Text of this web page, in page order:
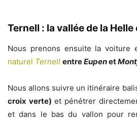
Ternell : la vallée de la
Nous prenons ensuite la voiture
naturel Ternell entreEupenet
Nous allons suivre un itinéraire
croix verte) et pénétrer
et dans le bas du vallon pour